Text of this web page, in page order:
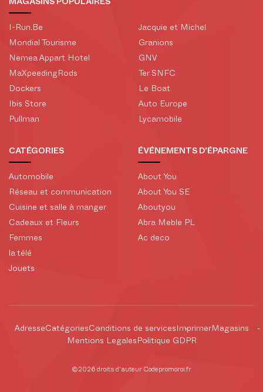
MAGASINS POPULAIRES
I-Run.Be
Mondial Tourisme
Nemea Appart Hotel
MaXpeedingRods
Dockers
Ibis Store
Pullman
Jacquie et Michel
Granions
GNV
Ter SNFC
Le Boat
Auto Europe
Lycamobile
CATÉGORIES
Automobile
Réseau et communication
Cuisine et salle à manger
Cadeaux et Fleurs
Femmes
la télé
Jouets
ÉVÉNEMENTS D'ÉPARGNE
About You
About You SE
Aboutyou
Abra Meble PL
Ac deco
Adresse Catégories Conditions de services Imprimer Magasins
Mentions Legales Politique GDPR
©2026 droits d'auteur Codepromoroi.fr